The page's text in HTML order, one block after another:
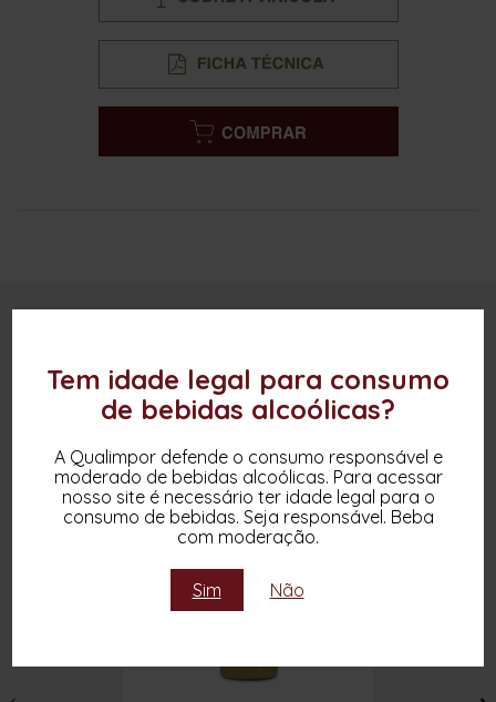
Tem idade legal para consumo
de bebidas alcoólicas?
A Qualimpor defende o consumo responsável e
moderado de bebidas alcoólicas. Para acessar
nosso site é necessário ter idade legal para o
consumo de bebidas. Seja responsável. Beba
com moderação.
Sim Não